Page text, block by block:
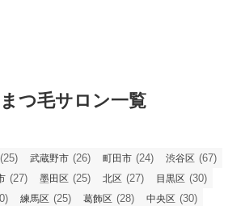
つ毛サロン一覧
(25) 武蔵野市 (26) 町田市 (24) 渋谷区 (67)
(27) 墨田区 (25) 北区 (27) 目黒区 (30)
練馬区 (25) 葛飾区 (28) 中央区 (30)